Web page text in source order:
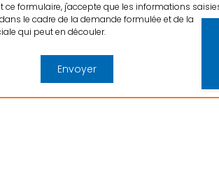
formulaire, j'accepte que les informations
le cadre de la demande formulée et de la
qui peut en découler.